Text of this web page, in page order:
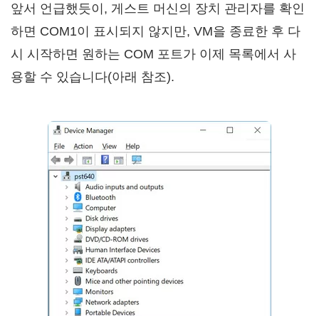
앞서 언급했듯이, 게스트 머신의 장치 관리자를 확인
하면 COM1이 표시되지 않지만, VM을 종료한 후 다
시 시작하면 원하는 COM 포트가 이제 목록에서 사
용할 수 있습니다(아래 참조).